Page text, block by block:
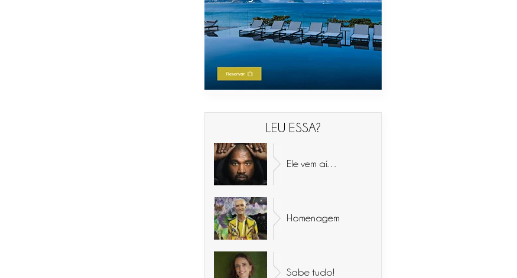
LEU ESSA?
Ele vem aí…
Homenagem
Sabe tudo!